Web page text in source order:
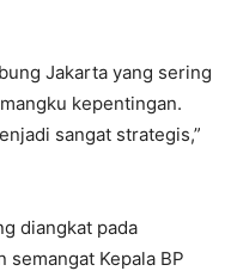
Jakarta yang sering
kepentingan.
sangat strategis,”
diangkat pada
Kepala BP